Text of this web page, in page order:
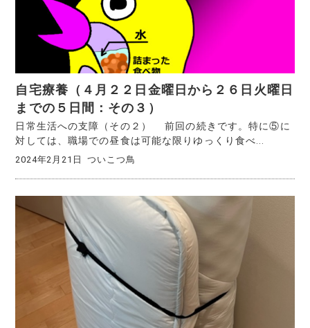
自宅療養（４月２２日金曜日から２６日火曜日
までの５日間：その３）
日常生活への支障（その２） 前回の続きです。特に⑤に
対しては、職場での昼食は可能な限りゆっくり食べ...
2024年2月21日 ついこつ鳥